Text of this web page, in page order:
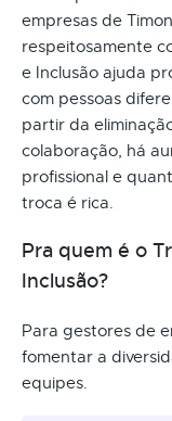
empresas de
respeitosamente
e Inclusão ajuda
com pessoas
partir da
colaboração, há
profissional e
troca é rica.
Pra quem é o
Inclusão?
Para gestores de
fomentar a
equipes.